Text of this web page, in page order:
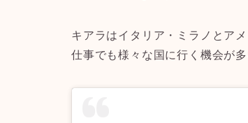
キアラはイタリア・ミラノとア
仕事でも様々な国に行く機会が